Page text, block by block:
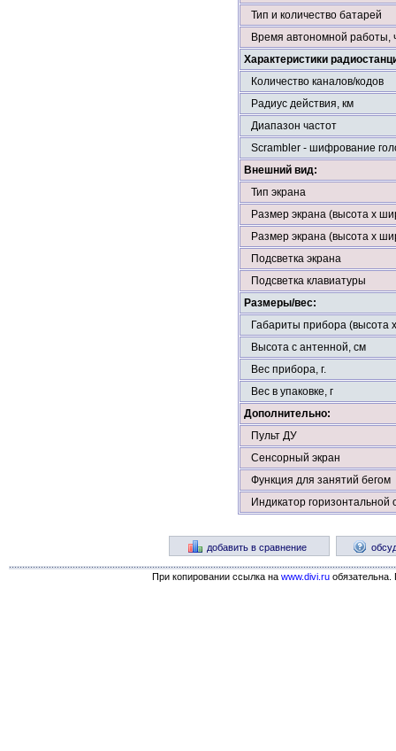
Тип и количество батарей
Время автономной работы,
Характеристики
Количество каналов/кодов
Радиус действия, км
Диапазон частот
Scrambler - шифрование
Внешний вид:
Тип экрана
Размер экрана (высота х
Размер экрана (высота х
Подсветка экрана
Подсветка клавиатуры
Размеры/вес:
Габариты прибора (высота
Высота с антенной, см
Вес прибора, г.
Вес в упаковке, г
Дополнительно:
Пульт ДУ
Сенсорный экран
Функция для занятий бегом
Индикатор горизонтальной
добавить в сравнение
При копировании ссылка на www.divi.ru